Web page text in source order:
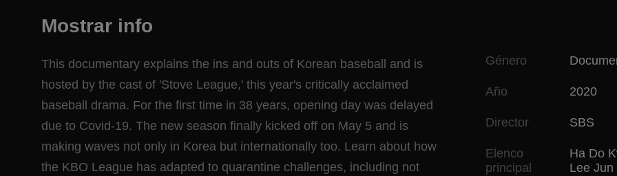
Mostrar info
This documentary explains the ins and outs of Korean baseball and is
hosted by the cast of 'Stove League,' this year's critically acclaimed
baseball drama. For the first time in 38 years, opening day was delayed
due to Covid-19. The new season finally kicked off on May 5 and is
making waves not only in Korea but internationally too. Learn about how
the KBO League has adapted to quarantine challenges, including not
Género
Año 2020
Director SBS
Elenco
principal
Ha Do
Lee Jun